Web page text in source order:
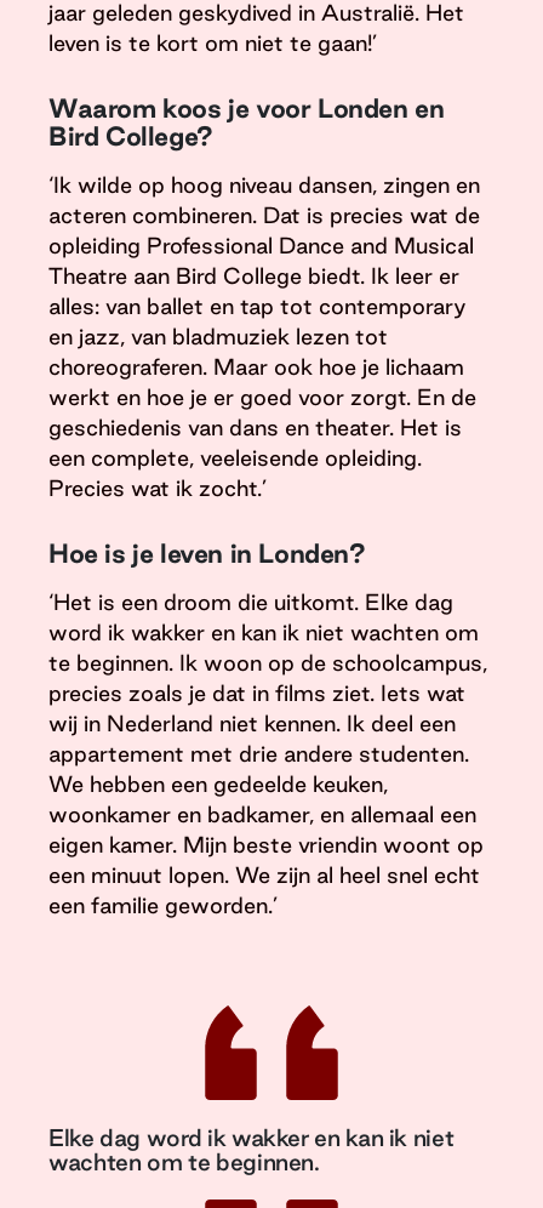
jaar geleden geskydived in Australië. Het
leven is te kort om niet te gaan!’
Waarom koos je voor Londen en
Bird College?
‘Ik wilde op hoog niveau dansen, zingen en
acteren combineren. Dat is precies wat de
opleiding Professional Dance and Musical
Theatre aan Bird College biedt. Ik leer er
alles: van ballet en tap tot contemporary
en jazz, van bladmuziek lezen tot
choreograferen. Maar ook hoe je lichaam
werkt en hoe je er goed voor zorgt. En de
geschiedenis van dans en theater. Het is
een complete, veeleisende opleiding.
Precies wat ik zocht.’
Hoe is je leven in Londen?
‘Het is een droom die uitkomt. Elke dag
word ik wakker en kan ik niet wachten om
te beginnen. Ik woon op de schoolcampus,
precies zoals je dat in films ziet. Iets wat
wij in Nederland niet kennen. Ik deel een
appartement met drie andere studenten.
We hebben een gedeelde keuken,
woonkamer en badkamer, en allemaal een
eigen kamer. Mijn beste vriendin woont op
een minuut lopen. We zijn al heel snel echt
een familie geworden.’
Elke dag word ik wakker en kan ik niet
wachten om te beginnen.